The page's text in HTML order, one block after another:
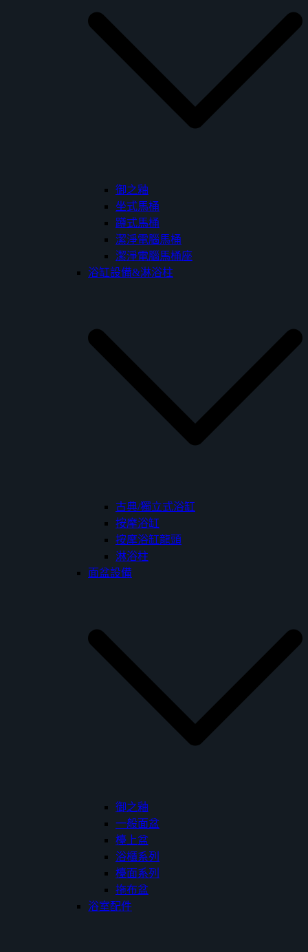
御之釉
坐式馬桶
蹲式馬桶
潔淨電腦馬桶
潔淨電腦馬桶座
浴缸設備&淋浴柱
古典/獨立式浴缸
按摩浴缸
按摩浴缸龍頭
淋浴柱
面盆設備
御之釉
一般面盆
檯上盆
浴櫃系列
檯面系列
拖布盆
浴室配件